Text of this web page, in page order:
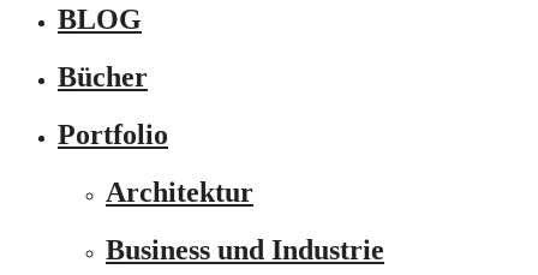
BLOG
Bücher
Portfolio
Architektur
Business und Industrie